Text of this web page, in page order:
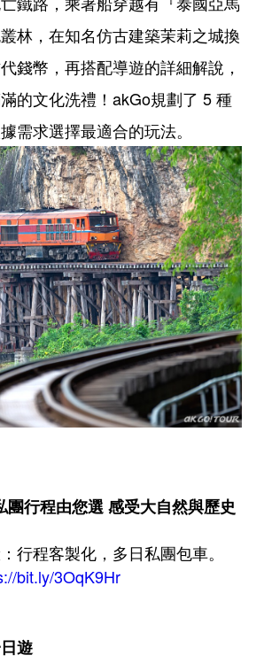
林，在知名仿古建築茉莉之城換
錢幣，再搭配導遊的詳細解說，
的文化洗禮！akGo規劃了 5 種
需求選擇最適合的玩法。
團行程由您選 感受大自然與歷史
行程客製化，多日私團包車。
bit.ly/3OqK9Hr
遊